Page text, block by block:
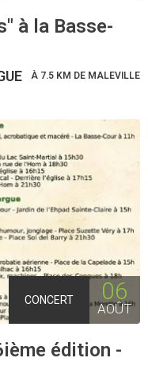
à la Basse-
À 7.5 KM DE MALEVILLE
CONCERT 06
AOÛT
édition -